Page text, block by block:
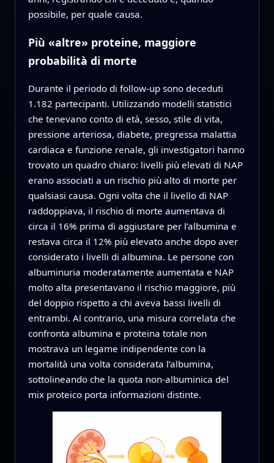
possibile, per quale causa.
Più «altre» proteine, maggiore
probabilità di morte
Durante il periodo di follow‑up sono deceduti
1.182 partecipanti. Utilizzando modelli statistici
che tenevano conto di età, sesso, stile di vita,
pressione arteriosa, diabete, pregressa malattia
cardiaca e funzione renale, gli investigatori hanno
trovato un quadro chiaro: livelli più elevati di NAP
erano associati a un rischio più alto di morte per
qualsiasi causa. Ogni volta che il livello di NAP
raddoppiava, il rischio di morte aumentava di
circa il 16% prima di aggiustare per l’albumina e
restava circa il 12% più elevato anche dopo aver
considerato i livelli di albumina. Le persone con
albuminuria moderatamente aumentata e NAP
molto alta presentavano il rischio maggiore, più
del doppio rispetto a chi aveva bassi livelli di
entrambi. Al contrario, una misura correlata che
confronta albumina e proteina totale non
mostrava un legame indipendente con la
mortalità una volta considerata l’albumina,
sottolineando che la quota non‑albuminica del
mix proteico porta informazioni distinte.